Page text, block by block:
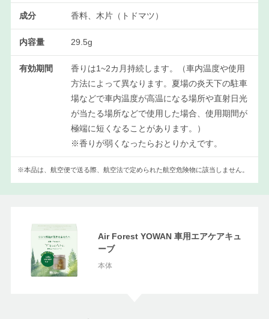
成分 香料、木片（トドマツ）
内容量 29.5g
有効期間
香りは1~2カ月持続します。（車内温度や使用
方法によって異なります。夏場の炎天下の駐車
場などで車内温度が高温になる場所や直射日光
が当たる場所などで使用した場合、使用期間が
極端に短くなることがあります。）
※香りが弱くなったらおとりかえです。
※本品は、航空便で送る際、航空法で定められた航空危険物に該当しません。
Air Forest YOWAN 車用エアケアキュ
ーブ
本体